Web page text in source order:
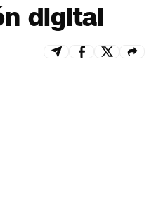
digital